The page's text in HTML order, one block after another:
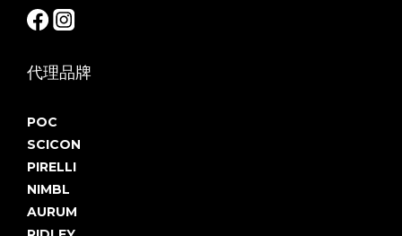
代理品牌
POC
SCICON
PIRELLI
NIMBL
AURUM